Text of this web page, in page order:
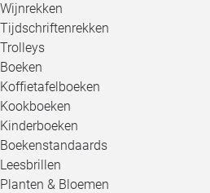
Wijnrekken
Tijdschriftenrekken
Trolleys
Boeken
Koffietafelboeken
Kookboeken
Kinderboeken
Boekenstandaards
Leesbrillen
Planten & Bloemen